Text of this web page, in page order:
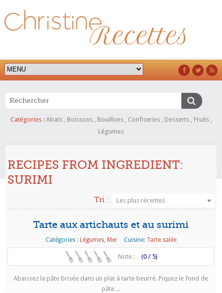
Catégories : Abats, Boissons, Bouillons, Confiseries, Desserts, Fruits,
Légumes
RECIPES FROM INGREDIENT:
SURIMI
Tri : Les plus récentes
Tarte aux artichauts et au surimi
Catégories : Légumes, Mer Cuisine: Tarte salée
Note : (0 / 5)
Abaissez la pâte brisée dans un plat à tarte beurré. Piquez le fond de
pâte ...